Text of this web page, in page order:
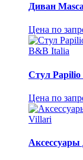
Диван
Цена по
B&B Italia
Стул Papilio
Цена по
Villari
Аксессуары